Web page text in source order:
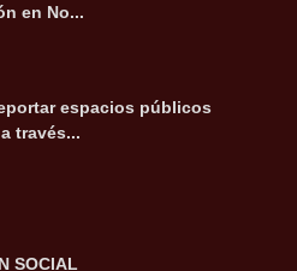
en No...
espacios públicos
través...
SOCIAL